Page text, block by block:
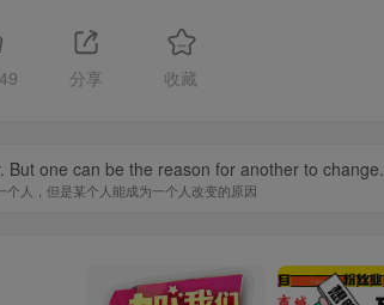
49 分享 收藏
But one can be the reason for another to change.
个人，但是某个人能成为一个人改变的原因